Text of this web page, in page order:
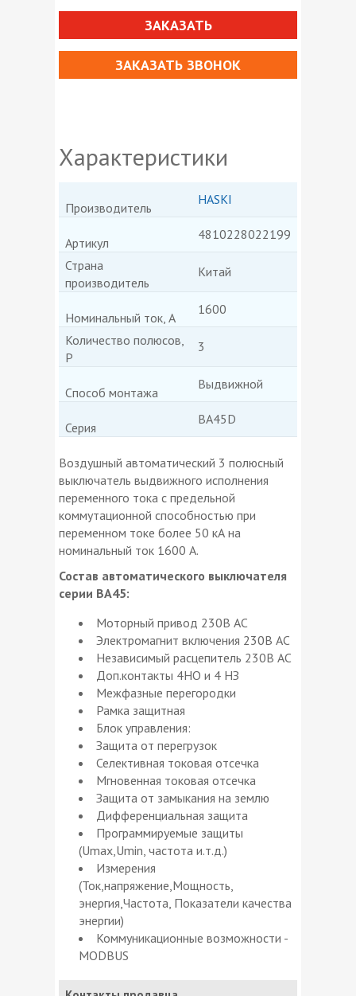
ЗАКАЗАТЬ
ЗАКАЗАТЬ ЗВОНОК
Характеристики
Производитель
HASKI
Артикул
4810228022199
Страна
производитель
Китай
Номинальный ток, А
1600
Количество полюсов,
P
3
Способ монтажа
Выдвижной
Серия
ВА45D
Воздушный автоматический 3 полюсный
выключатель выдвижного исполнения
переменного тока с предельной
коммутационной способностью при
переменном токе более 50 кА на
номинальный ток 1600 А.
Состав автоматического выключателя
серии ВА45:
Моторный привод 230В АС
Электромагнит включения 230В АС
Независимый расцепитель 230В АС
Доп.контакты 4НО и 4 НЗ
Межфазные перегородки
Рамка защитная
Блок управления:
Защита от перегрузок
Селективная токовая отсечка
Мгновенная токовая отсечка
Защита от замыкания на землю
Дифференциальная защита
Программируемые защиты
(Umax,Umin, частота и.т.д.)
Измерения
(Ток,напряжение,Мощность,
энергия,Частота, Показатели качества
энергии)
Коммуникационные возможности -
MODBUS